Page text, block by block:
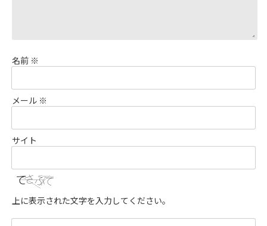
名前 ※
メール ※
サイト
上に表示された文字を入力してください。